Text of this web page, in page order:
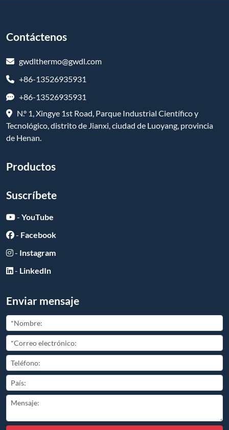
Contáctenos
gwdlthermo@gwdl.com
+86-13526935931
+86-13526935931
N.º 1, Xingye 1st Road, Parque Industrial Científico y
Tecnológico, distrito de Jianxi, ciudad de Luoyang, provincia
de Henan.
Productos
Suscríbete
- YouTube
- Facebook
- Instagram
- LinkedIn
Enviar mensaje